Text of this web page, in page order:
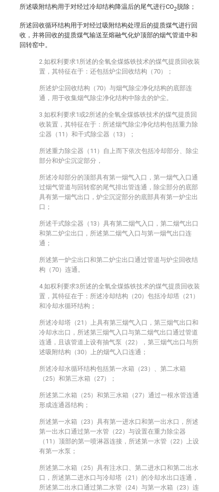
所述吸附结构用于对经过冷却结构降温后的尾气进行CO2 脱除；
所述回收循环结构用于对经过吸附结构处理后的提质煤气进行回
收，并将回收的提质煤气输送至熔融气化炉顶部的烟气管道中和
回转窑中。
2.如权利要求1所述的全氧全煤炼铁技术的煤气提质回收装
置，其特征在于：还包括炉尘回收结构（70）；
所述炉尘回收结构（70）与烟气除尘净化结构的底部连
通，用于收集烟气除尘净化结构中除去的炉尘。
3.如权利要求1或2所述的全氧全煤炼铁技术的煤气提质回
收装置，其特征在于：所述烟气除尘净化结构包括重力除
尘器（11）和干式除尘器（13）；
所述重力除尘器（11）自上而下依次包括冷却部分、除尘
部分和炉尘沉淀部分，
所述冷却部分的顶部具有第一烟气入口，第一烟气入口通
过烟气管道与回转窑的尾气排出管连通，除尘部分的底部
具有第一烟气出口，炉尘沉淀部分的底部具有第一炉尘出
口；
所述干式除尘器（13）具有第二烟气入口，第二烟气出口
和第二炉尘出口，所述第二烟气入口与第一烟气出口连
通；
所述第一炉尘出口和第二炉尘出口通过管道与炉尘回收结
构（70）连通。
4.如权利要求3所述的全氧全煤炼铁技术的煤气提质回收装
置，其特征在于：所述冷却结构（20）包括冷却塔（21）
和冷却水循环结构；
所述冷却塔（21）上具有第三烟气入口，第三烟气出口和
冷却水出口，所述第三烟气入口与第二烟气出口通过管道
连通，且该管道上设有抽气泵（22），第三烟气出口与所
述吸附结构（30）上的烟气入口连通；
所述冷却水循环结构包括第一水箱（23）、第二水箱
（25）和第三水箱（27）；
所述第二水箱（25）和第三水箱（27）通过一根水管连通
形成连通器结构；
所述第一水箱（23）具有第一进水口和第一出水口，所述
第一出水口通过第一水管（22）与设置在重力除尘器
（11）顶部的第一喷淋器连接，所述第一水管（22）上设
有第一水泵；
所述第二水箱（25）具有注水口、第二进水口和第二出水
口，所述第二进水口与冷却塔（21）的冷却水出口连通，
所述第二出水口通过第二水管（24）与第一水箱（23）连